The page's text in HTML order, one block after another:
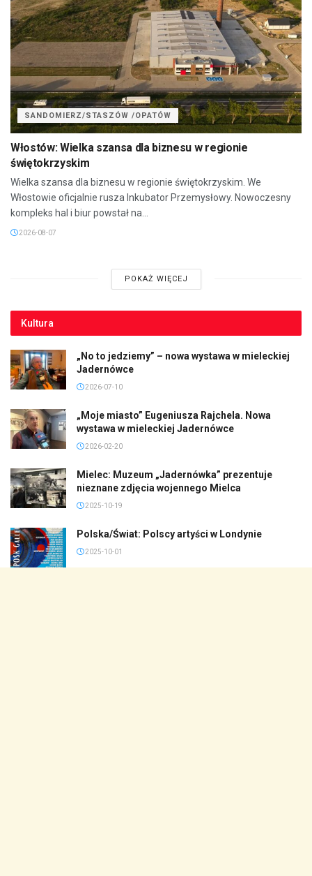
SANDOMIERZ/STASZÓW /OPATÓW
Włostów: Wielka szansa dla biznesu w regionie
świętokrzyskim
Wielka szansa dla biznesu w regionie świętokrzyskim. We
Włostowie oficjalnie rusza Inkubator Przemysłowy. Nowoczesny
kompleks hal i biur powstał na...
2026-08-07
POKAŻ WIĘCEJ
Kultura
„No to jedziemy” – nowa wystawa w mieleckiej
Jadernówce
2026-07-10
„Moje miasto” Eugeniusza Rajchela. Nowa
wystawa w mieleckiej Jadernówce
2026-02-20
Mielec: Muzeum „Jadernówka” prezentuje
nieznane zdjęcia wojennego Mielca
2025-10-19
Polska/Świat: Polscy artyści w Londynie
2025-10-01